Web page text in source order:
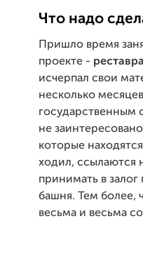
Что надо
Пришло время
проекте -
исчерпал свои
несколько
государственным
не
которые
ходил, ссылаются
принимать в
башня. Тем более,
весьма и весьма